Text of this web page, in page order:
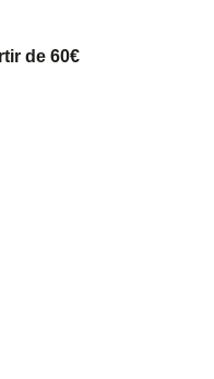
de 60€